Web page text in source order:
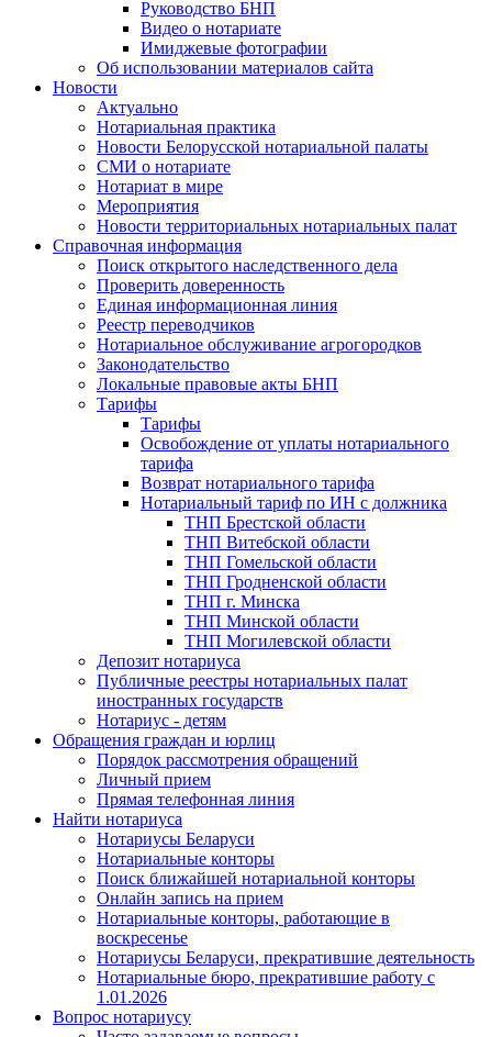
Руководство БНП
Видео о нотариате
Имиджевые фотографии
Об использовании материалов сайта
Новости
Актуально
Нотариальная практика
Новости Белорусской нотариальной палаты
СМИ о нотариате
Нотариат в мире
Мероприятия
Новости территориальных нотариальных палат
Справочная информация
Поиск открытого наследственного дела
Проверить доверенность
Единая информационная линия
Реестр переводчиков
Нотариальное обслуживание агрогородков
Законодательство
Локальные правовые акты БНП
Тарифы
Тарифы
Освобождение от уплаты нотариального
тарифа
Возврат нотариального тарифа
Нотариальный тариф по ИН с должника
ТНП Брестской области
ТНП Витебской области
ТНП Гомельской области
ТНП Гродненской области
ТНП г. Минска
ТНП Минской области
ТНП Могилевской области
Депозит нотариуса
Публичные реестры нотариальных палат
иностранных государств
Нотариус - детям
Обращения граждан и юрлиц
Порядок рассмотрения обращений
Личный прием
Прямая телефонная линия
Найти нотариуса
Нотариусы Беларуси
Нотариальные конторы
Поиск ближайшей нотариальной конторы
Онлайн запись на прием
Нотариальные конторы, работающие в
воскресенье
Нотариусы Беларуси, прекратившие деятельность
Нотариальные бюро, прекратившие работу с
1.01.2026
Вопрос нотариусу